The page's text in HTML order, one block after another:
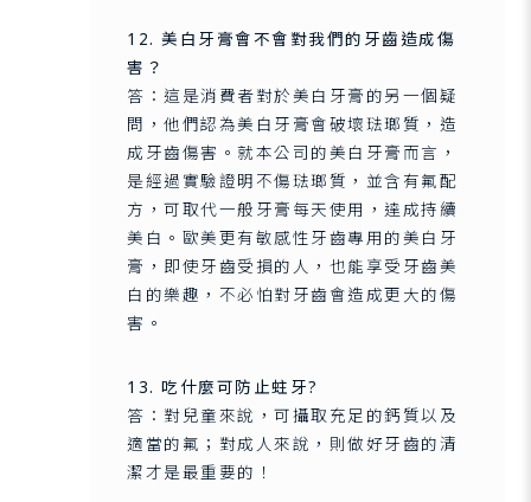
12. 美白牙膏會不會對我們的牙齒造成傷
害？
答：這是消費者對於美白牙膏的另一個疑
問，他們認為美白牙膏會破壞琺瑯質，造
成牙齒傷害。就本公司的美白牙膏而言，
是經過實驗證明不傷琺瑯質，並含有氟配
方，可取代一般牙膏每天使用，達成持續
美白。歐美更有敏感性牙齒專用的美白牙
膏，即使牙齒受損的人，也能享受牙齒美
白的樂趣，不必怕對牙齒會造成更大的傷
害。
13. 吃什麼可防止蛀牙?
答：對兒童來說，可攝取充足的鈣質以及
適當的氟；對成人來說，則做好牙齒的清
潔才是最重要的！